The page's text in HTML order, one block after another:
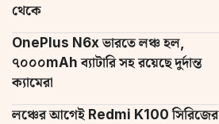
থেকে
OnePlus N6x ভারতে লঞ্চ হল,
৭০০০mAh ব্যাটারি সহ রয়েছে দুর্দান্ত
ক্যামেরা
লঞ্চের আগেই Redmi K100 সিরিজের